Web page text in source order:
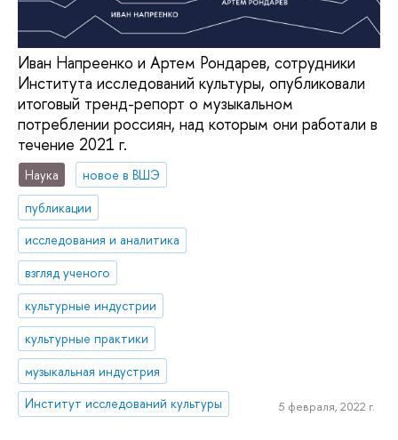
Иван Напреенко и Артем Рондарев, сотрудники
Института исследований культуры, опубликовали
итоговый тренд-репорт о музыкальном
потреблении россиян, над которым они работали в
течение 2021 г.
Наука
новое в ВШЭ
публикации
исследования и аналитика
взгляд ученого
культурные индустрии
культурные практики
музыкальная индустрия
Институт исследований культуры
5 февраля, 2022 г.